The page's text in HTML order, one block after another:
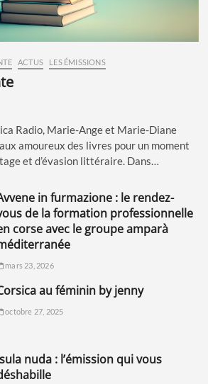
ACTUS LES ÉMISSIONS
Radio, Marie-Ange et Marie-Diane
amoureux des livres pour un moment
et d’évasion littéraire. Dans…
rendez-
de la formation professionnelle
corse avec le groupe amparà
mars 23, 2026
corsica au féminin by jenny
octobre 27, 2025